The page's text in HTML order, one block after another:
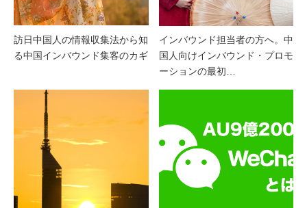
訪日中国人の情報収集法から知
る中国インバウンド集客のカギ
インバウンド担当者の方へ。中
国人向けインバウンド・プロモ
ーションの最初…